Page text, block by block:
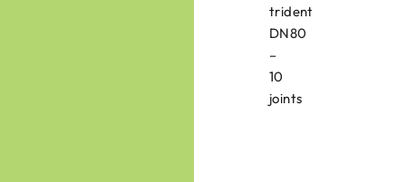
trident
DN80
–
10
joints